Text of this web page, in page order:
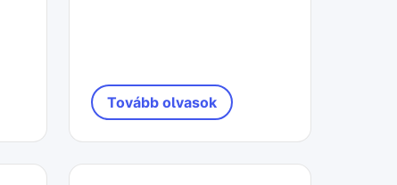
Tovább olvasok